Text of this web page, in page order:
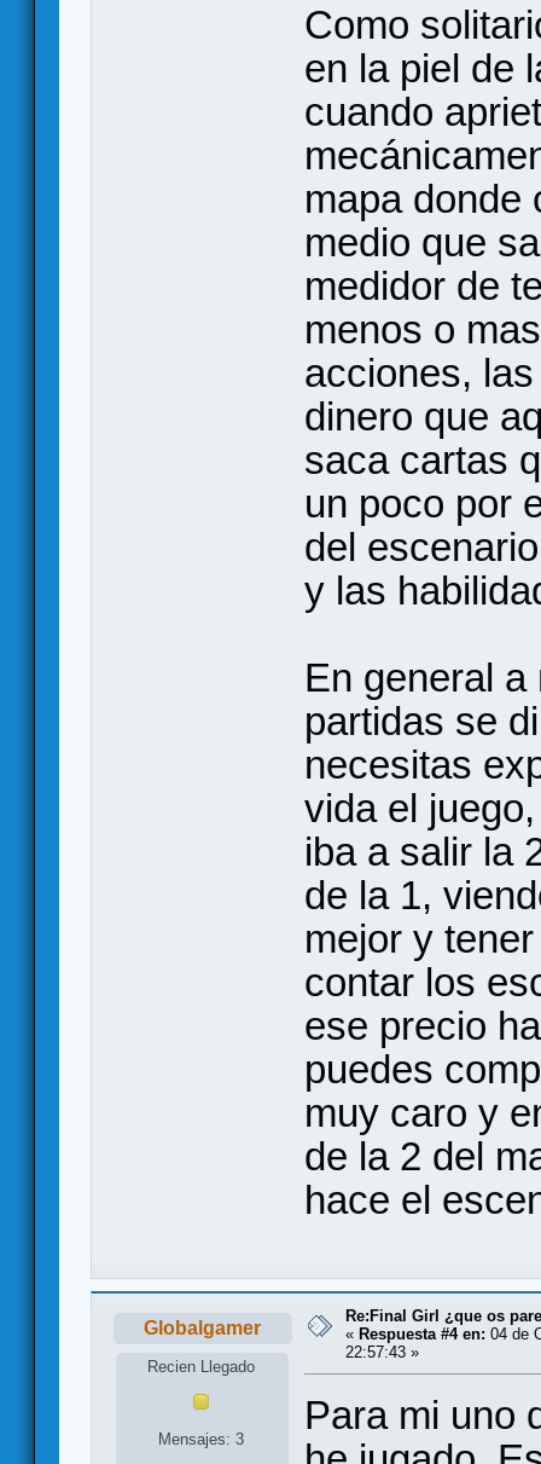
Como
en la piel de
cuando
mapa donde
medio que
medidor de
menos o
acciones,
dinero que
saca cartas
un poco por
del
y las
En general
partidas se
necesitas
vida el
iba a salir la
de la 1,
mejor y
contar los
ese precio
puedes
muy caro y
de la 2 del
hace el
Globalgamer
Recien Llegado
Mensajes: 3
Re:Final Girl ¿que os
« Respuesta #4 en: 04 de
22:57:43 »
Para mi uno